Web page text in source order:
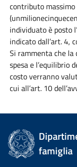
contributo
individuato è posto
indicato dall’art. 4,
Si rammenta che la
spesa e l’equilibrio
costo verranno
cui all’art. 10
famiglia